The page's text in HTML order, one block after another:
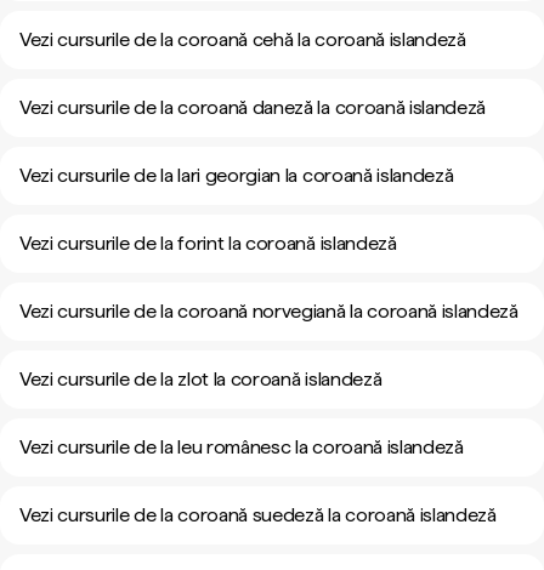
Vezi cursurile de la coroană cehă la coroană islandeză
Vezi cursurile de la coroană daneză la coroană islandeză
Vezi cursurile de la lari georgian la coroană islandeză
Vezi cursurile de la forint la coroană islandeză
Vezi cursurile de la coroană norvegiană la coroană islandeză
Vezi cursurile de la zlot la coroană islandeză
Vezi cursurile de la leu românesc la coroană islandeză
Vezi cursurile de la coroană suedeză la coroană islandeză